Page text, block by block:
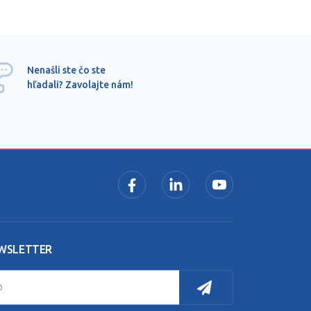
Nenašli ste čo ste
hľadali? Zavolajte nám!